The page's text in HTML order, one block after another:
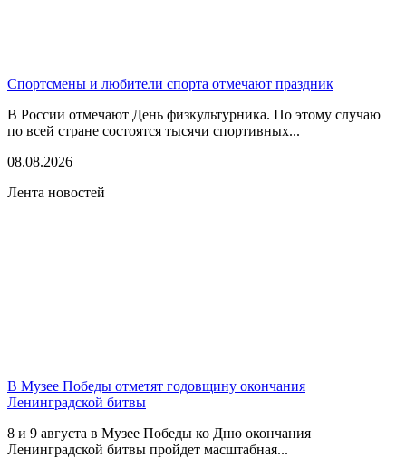
Спортсмены и любители спорта отмечают праздник
В России отмечают День физкультурника. По этому случаю
по всей стране состоятся тысячи спортивных...
08.08.2026
Лента новостей
В Музее Победы отметят годовщину окончания
Ленинградской битвы
8 и 9 августа в Музее Победы ко Дню окончания
Ленинградской битвы пройдет масштабная...